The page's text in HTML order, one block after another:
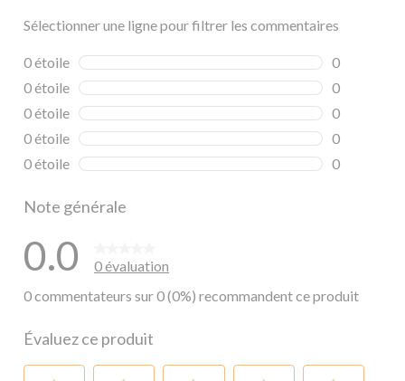
Sélectionner une ligne pour filtrer les commentaires
0 étoile étoiles
0
0
0 étoile étoiles
0
0
0 étoile étoiles
0
0
0 étoile étoiles
0
0
0 étoile étoiles
0
Note générale
0.0
0 évaluation
0 commentateurs sur 0 (0%) recommandent ce produit
Évaluez ce produit